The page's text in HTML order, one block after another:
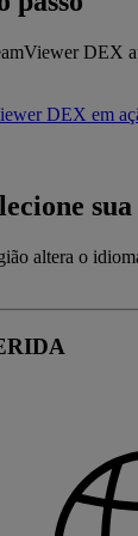
DEX
DEX em
altera o